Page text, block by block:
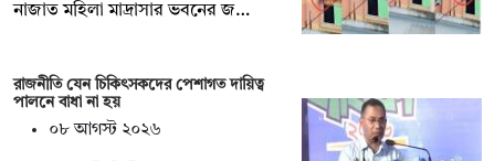
নাজাত মহিলা মাদ্রাসার ভবনের জ…
রাজনীতি যেন চিকিৎসকদের পেশাগত দায়িত্ব
পালনে বাধা না হয়
০৮ আগস্ট ২০২৬